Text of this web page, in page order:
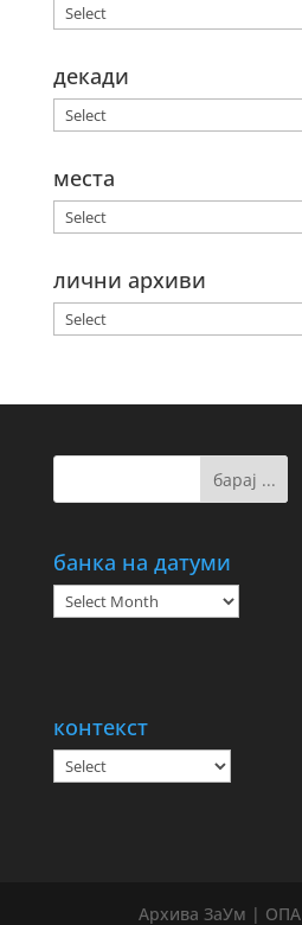
декади
места
лични архиви
банка на датуми
банка
на
контекст
Архива ЗаУм | ОПА